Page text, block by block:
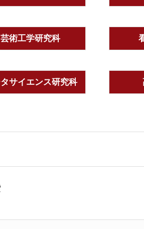
芸術工学研究科
サイエンス研究科